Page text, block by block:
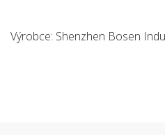
Výrobce: Shenzhen Bosen